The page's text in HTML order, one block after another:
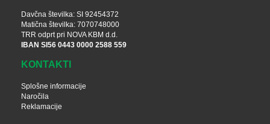
Davčna številka: SI 92454372
Matična številka: 7070748000
TRR odprt pri NOVA KBM d.d.
IBAN SI56 0443 0000 2588 559
KONTAKTI
Splošne informacije
Naročila
Reklamacije